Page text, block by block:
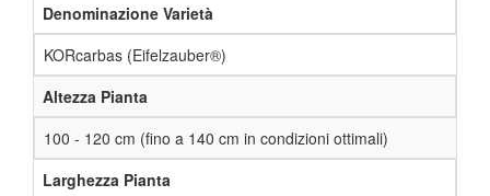
Denominazione Varietà
KORcarbas (Eifelzauber®)
Altezza Pianta
100 - 120 cm (fino a 140 cm in condizioni ottimali)
Larghezza Pianta